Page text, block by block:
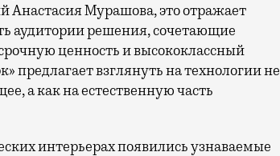
Анастасия Мурашова, это отражает
аудитории решения, сочетающие
ценность и высококлассный
предлагает взглянуть на технологии не
а как на естественную часть
интерьерах появились узнаваемые